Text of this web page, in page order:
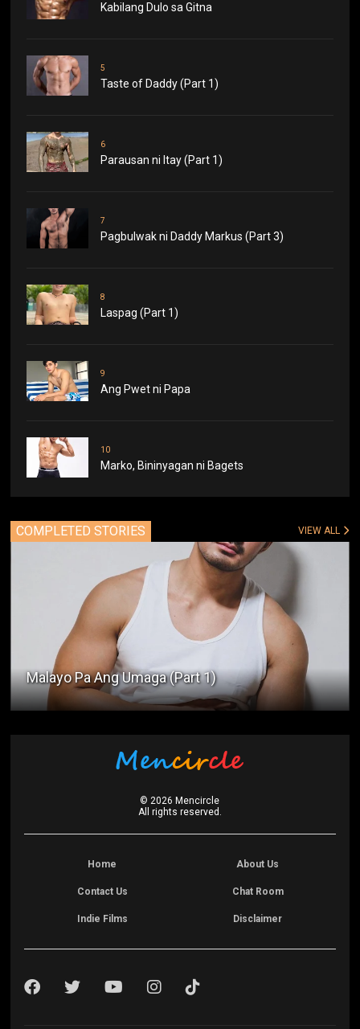
Kabilang Dulo sa Gitna
5
Taste of Daddy (Part 1)
6
Parausan ni Itay (Part 1)
7
Pagbulwak ni Daddy Markus (Part 3)
8
Laspag (Part 1)
9
Ang Pwet ni Papa
10
Marko, Bininyagan ni Bagets
COMPLETED STORIES VIEW ALL
My Ex-Girlfriend's Boyfriend (Part 1)
©2026 Mencircle
All rights reserved.
Home About Us
Contact Us Chat Room
Indie Films Disclaimer